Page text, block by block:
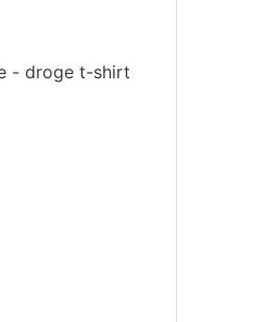
- droge t-shirt